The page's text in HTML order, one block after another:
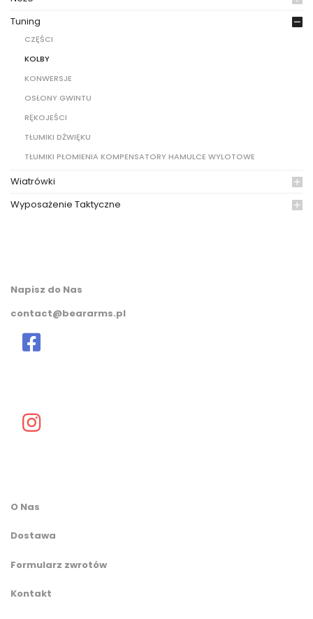
Tuning
CZĘŚCI
KOLBY
KONWERSJE
OSŁONY GWINTU
RĘKOJEŚCI
TŁUMIKI DŻWIĘKU
TŁUMIKI PŁOMIENIA KOMPENSATORY HAMULCE WYLOTOWE
Wiatrówki
Wyposażenie Taktyczne
Napisz do Nas
contact@beararms.pl
O Nas
Dostawa
Formularz zwrotów
Kontakt